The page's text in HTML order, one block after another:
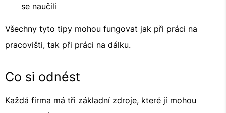
se naučili
Všechny tyto tipy mohou fungovat jak při práci na
pracovišti, tak při práci na dálku.
Co si odnést
Každá firma má tři základní zdroje, které jí mohou